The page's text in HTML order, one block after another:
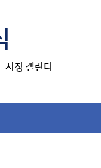
시정 캘린더